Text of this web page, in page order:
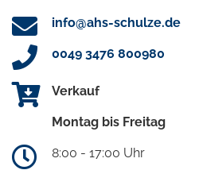
info@ahs-schulze.de
0049 3476 800980
Verkauf
Montag bis Freitag
8:00 - 17:00 Uhr